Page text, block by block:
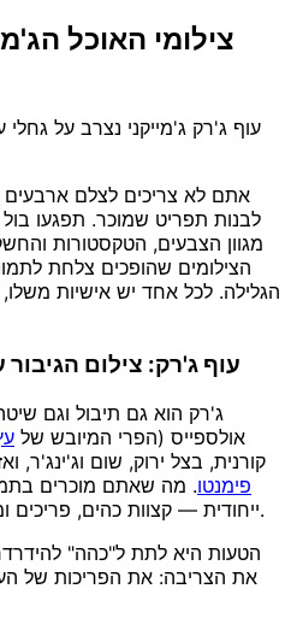
עוף ג'רק ג'מייקני נצרב על
אתם לא צריכים לצלם ארבעים
לבנות תפריט שמוכר. תפגעו
מגוון הצבעים, הטקסטורות
הצילומים שהופכים צלחת
הגלילה. לכל אחד יש אישיות
1. עוף ג'רק: צילום
ג'רק הוא גם תיבול וגם
אולספייס (הפרי המיובש של
קורנית, בצל ירוק, שום וג'ינג'ר,
פימנטו. מה שאתם מוכרים
ייחודית — קצוות כהים, פריכים ומצופים בברק עם רמז של עשן.
הטעות היא לתת ל"כהה"
את הצריבה: את הפריכות של